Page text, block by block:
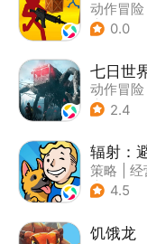
动作冒险
| 第三人
0.0
七日世
动作冒险
| 开放世
2.4
辐射：
策略 经
| 辐射
4.5
饥饿龙